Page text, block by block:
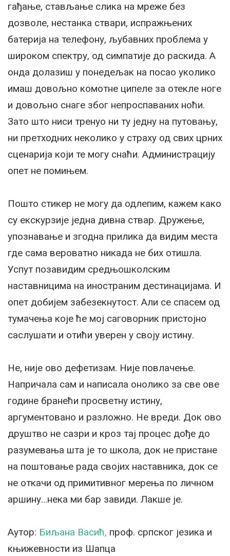
гађање, стављање слика на мреже без
дозволе, нестанка ствари, испражњених
батерија на телефону, љубавних проблема у
широком спектру, од симпатије до раскида. А
онда долазиш у понедељак на посао уколико
имаш довољно комотне ципеле за отекле ноге
и довољно снаге због непроспаваних ноћи.
Зато што ниси тренуо ни ту једну на путовању,
ни претходних неколико у страху од свих црних
сценарија који те могу снаћи. Администрацију
опет не помињем.
Пошто стикер не могу да одлепим, кажем како
су екскурзије једна дивна ствар. Дружење,
упознавање и згодна прилика да видим места
где сама вероватно никада не бих отишла.
Успут позавидим средњошколским
наставницима на иностраним дестинацијама. И
опет добијем забезекнутост. Али се спасем од
тумачења које ће мој саговорник пристојно
саслушати и отићи уверен у своју истину.
Не, није ово дефетизам. Није повлачење.
Напричала сам и написала онолико за све ове
године бранећи просветну истину,
аргументовано и разложно. Не вреди. Док ово
друштво не сазри и кроз тај процес дође до
разумевања шта је то школа, док не пристане
на поштовање рада својих наставника, док се
не откачи од примитивног мерења по личном
аршину…нека ми бар завиди. Лакше је.
Аутор: Биљана Васић, проф. српског језика и
књижевности из Шапца